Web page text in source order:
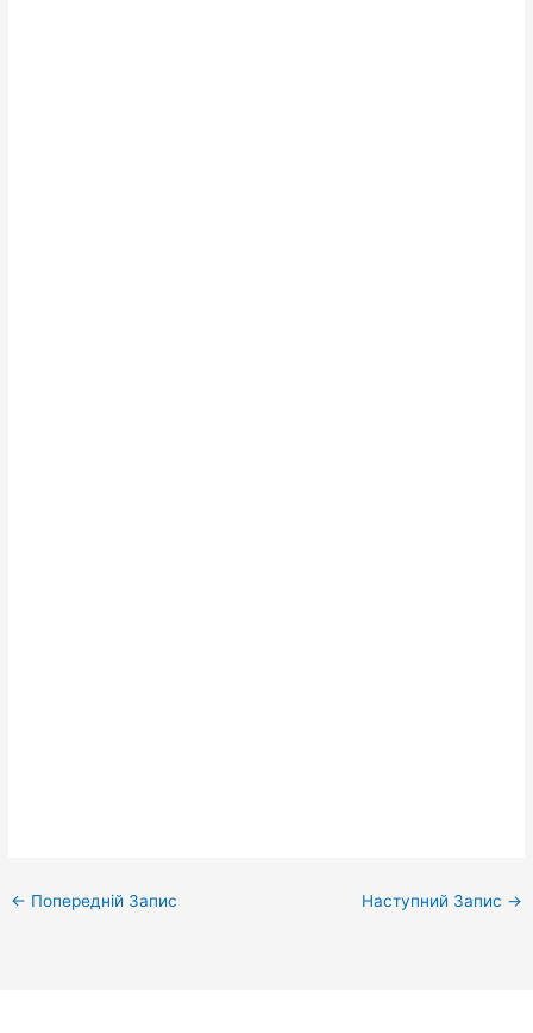
← Попередній Запис Наступний Запис →